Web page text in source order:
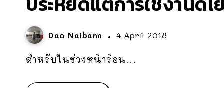
Dao Naibann 4 April 2018
สำหรับในช่วงหน้าร้อน...